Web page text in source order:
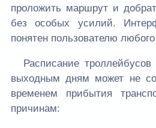
проложить маршрут и
без особых усилий.
понятен пользователю
Расписание
выходным дням может не
временем прибытия
причинам: